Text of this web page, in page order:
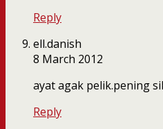
Reply
ell.danish
8 March 2012
ayat agak pelik.pening
Reply